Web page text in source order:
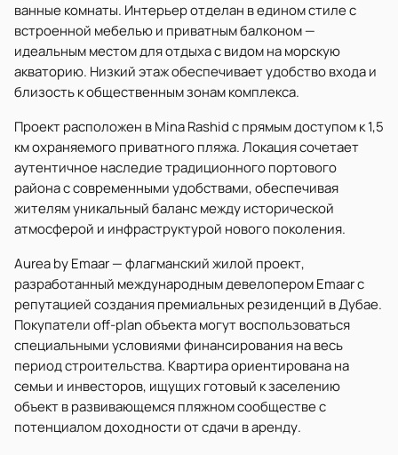
ванные комнаты. Интерьер отделан в едином стиле с
встроенной мебелью и приватным балконом —
идеальным местом для отдыха с видом на морскую
акваторию. Низкий этаж обеспечивает удобство входа и
близость к общественным зонам комплекса.
Проект расположен в Mina Rashid с прямым доступом к 1,5
км охраняемого приватного пляжа. Локация сочетает
аутентичное наследие традиционного портового
района с современными удобствами, обеспечивая
жителям уникальный баланс между исторической
атмосферой и инфраструктурой нового поколения.
Aurea by Emaar — флагманский жилой проект,
разработанный международным девелопером Emaar с
репутацией создания премиальных резиденций в Дубае.
Покупатели off-plan объекта могут воспользоваться
специальными условиями финансирования на весь
период строительства. Квартира ориентирована на
семьи и инвесторов, ищущих готовый к заселению
объект в развивающемся пляжном сообществе с
потенциалом доходности от сдачи в аренду.